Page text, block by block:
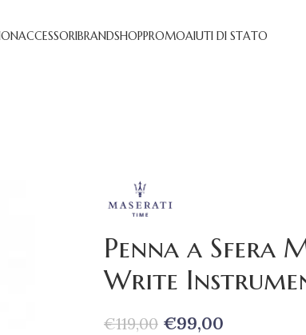
ACCESSORIBRANDSHOPPROMOAIUTI DI STATO
Penna a Sfera
Write
€119,00 €99,00